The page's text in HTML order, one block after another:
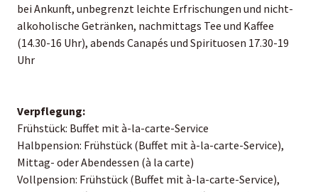
bei Ankunft, unbegrenzt leichte Erfrischungen und nicht-
alkoholische Getränken, nachmittags Tee und Kaffee
(14.30-16 Uhr), abends Canapés und Spirituosen 17.30-19
Uhr
Verpflegung:
Frühstück: Buffet mit à-la-carte-Service
Halbpension: Frühstück (Buffet mit à-la-carte-Service),
Mittag- oder Abendessen (à la carte)
Vollpension: Frühstück (Buffet mit à-la-carte-Service),